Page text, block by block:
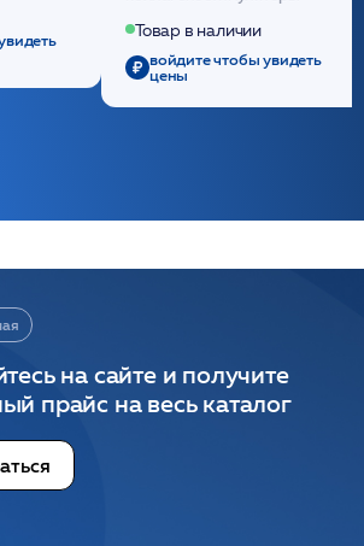
полидиоксанона
/ULTRACOL
Товар в наличии
войдите чтобы увидеть
цены
на сайте и получите
прайс на весь каталог